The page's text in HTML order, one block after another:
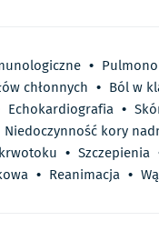
•
chłonnych • Ból w
Echokardiografia •
Niedoczynność kory
• Szczepienia
• Reanimacja •